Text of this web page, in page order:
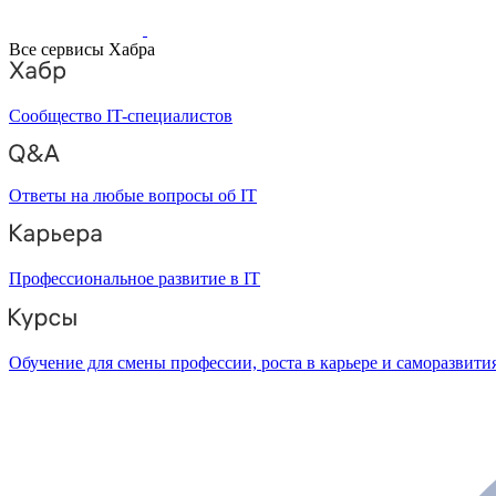
Все сервисы Хабра
Сообщество IT-специалистов
Ответы на любые вопросы об IT
Профессиональное развитие в IT
Обучение для смены профессии, роста в карьере и